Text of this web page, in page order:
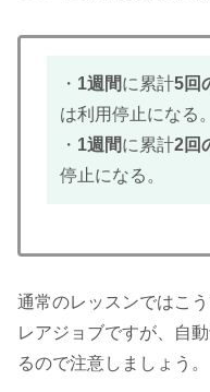
・ 1週間に累計5回
は利用停止になる。
・ 1週間に累計2回
停止になる。
通常のレッスンではこ
レアジョブですが、自
るので注意しましょう。